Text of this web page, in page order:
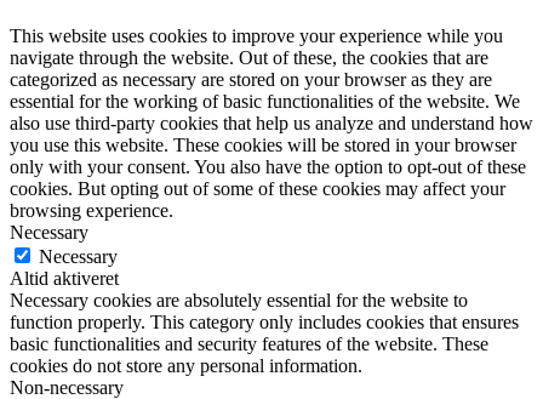
This website uses cookies to improve your experience while you
navigate through the website. Out of these, the cookies that are
categorized as necessary are stored on your browser as they are
essential for the working of basic functionalities of the website. We
also use third-party cookies that help us analyze and understand how
you use this website. These cookies will be stored in your browser
only with your consent. You also have the option to opt-out of these
cookies. But opting out of some of these cookies may affect your
browsing experience.
Necessary
Necessary
Altid aktiveret
Necessary cookies are absolutely essential for the website to
function properly. This category only includes cookies that ensures
basic functionalities and security features of the website. These
cookies do not store any personal information.
Non-necessary